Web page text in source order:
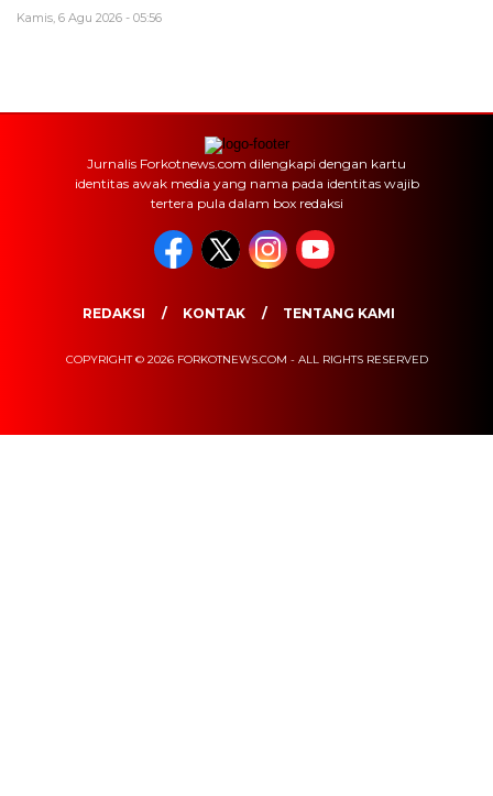
Kamis, 6 Agu 2026 - 05:56
Jurnalis Forkotnews.com dilengkapi dengan kartu
identitas awak media yang nama pada identitas wajib
tertera pula dalam box redaksi
REDAKSI KONTAK TENTANG KAMI
COPYRIGHT © 2026 FORKOTNEWS.COM - ALL RIGHTS RESERVED